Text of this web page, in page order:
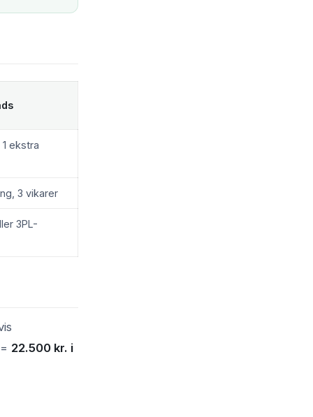
ekstra
3 vikarer
3PL-
22.500 kr. i